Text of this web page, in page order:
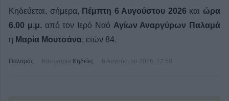
Κηδεύεται, σήμερα, Πέμπτη 6 Αυγούστου 2026 και ώρα
6.00 μ.μ. από τον Ιερό Ναό Αγίων Αναργύρων Παλαμά
η Μαρία Μουτσάνα, ετών 84.
Παλαμάς Κατηγορία Κηδείες 6 Αυγούστου 2026, 12:58